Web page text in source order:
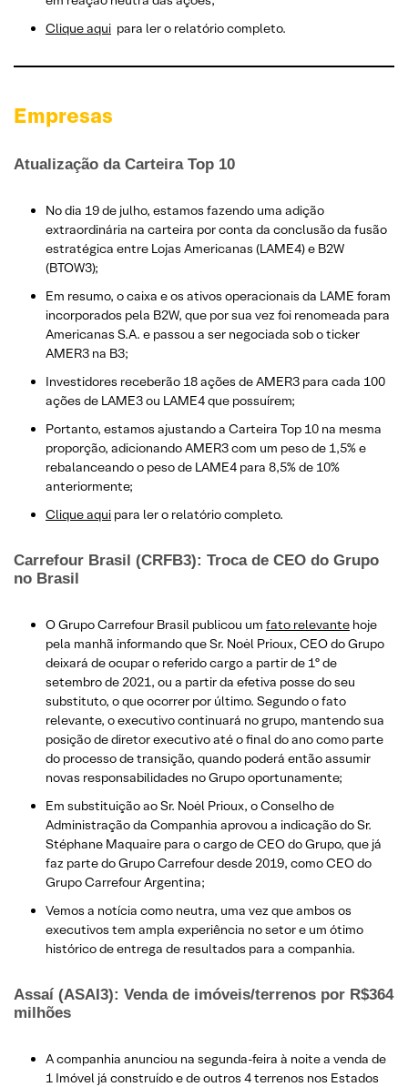
Clique aqui para ler o relatório completo.
Empresas
Atualização da Carteira Top 10
No dia 19 de julho, estamos fazendo uma adição
extraordinária na carteira por conta da conclusão da fusão
estratégica entre Lojas Americanas (LAME4) e B2W
(BTOW3);
Em resumo, o caixa e os ativos operacionais da LAME foram
incorporados pela B2W, que por sua vez foi renomeada para
Americanas S.A. e passou a ser negociada sob o ticker
AMER3 na B3;
Investidores receberão 18 ações de AMER3 para cada 100
ações de LAME3 ou LAME4 que possuírem;
Portanto, estamos ajustando a Carteira Top 10 na mesma
proporção, adicionando AMER3 com um peso de 1,5% e
rebalanceando o peso de LAME4 para 8,5% de 10%
anteriormente;
Clique aqui para ler o relatório completo.
Carrefour Brasil (CRFB3): Troca de CEO do Grupo
no Brasil
O Grupo Carrefour Brasil publicou um fato relevante hoje
pela manhã informando que Sr. Noël Prioux, CEO do Grupo
deixará de ocupar o referido cargo a partir de 1º de
setembro de 2021, ou a partir da efetiva posse do seu
substituto, o que ocorrer por último. Segundo o fato
relevante, o executivo continuará no grupo, mantendo sua
posição de diretor executivo até o final do ano como parte
do processo de transição, quando poderá então assumir
novas responsabilidades no Grupo oportunamente;
Em substituição ao Sr. Noël Prioux, o Conselho de
Administração da Companhia aprovou a indicação do Sr.
Stéphane Maquaire para o cargo de CEO do Grupo, que já
faz parte do Grupo Carrefour desde 2019, como CEO do
Grupo Carrefour Argentina;
Vemos a notícia como neutra, uma vez que ambos os
executivos tem ampla experiência no setor e um ótimo
histórico de entrega de resultados para a companhia.
Assaí (ASAI3): Venda de imóveis/terrenos por R$364
milhões
A companhia anunciou na segunda-feira à noite a venda de
1 Imóvel já construído e de outros 4 terrenos nos Estados